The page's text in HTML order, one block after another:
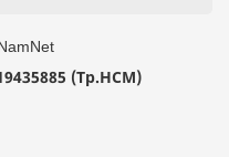
(Tp.HCM)